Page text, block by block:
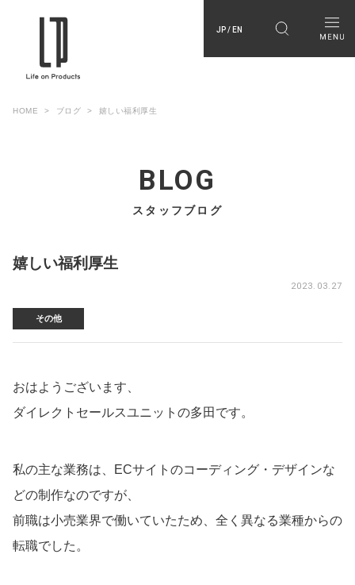
JP / EN
HOME ブログ 嬉しい福利厚生
BLOG
スタッフブログ
嬉しい福利厚生
2023.03.27
その他
おはようございます、
ダイレクトセールスユニットの多田です。
私の主な業務は、ECサイトのコーディング・デザインな
どの制作なのですが、
前職は小売業界で働いていたため、全く異なる業種からの
転職でした。